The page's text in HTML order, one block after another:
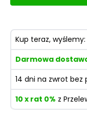
Kup teraz, wyślemy:
Darmowa
14 dni na zwrot bez
10 x rat 0% z